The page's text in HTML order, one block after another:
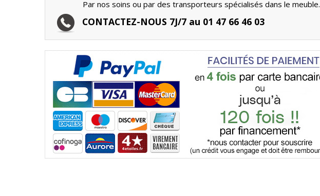
Par nos soins ou par des transporteurs spécialisés dans le meuble.
CONTACTEZ-NOUS 7J/7 au 01 47 66 46 03